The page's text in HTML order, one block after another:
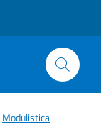
Modulistica